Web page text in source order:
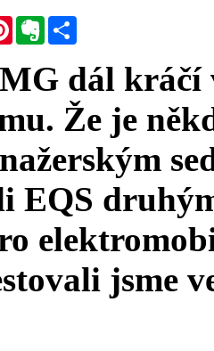
PinterestEvernote
dál kráčí
Že je
m
EQS
e
jsme